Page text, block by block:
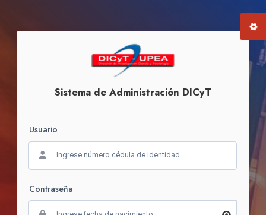
Sistema de Administración DICyT
Usuario
Contraseña